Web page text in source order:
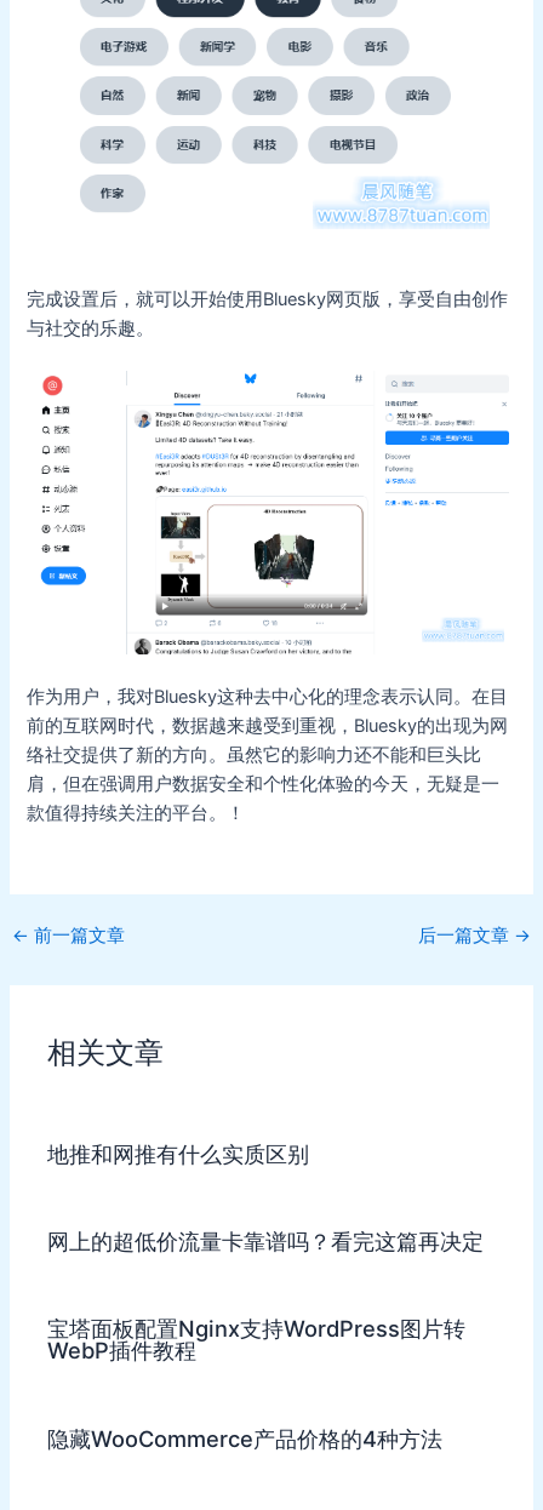
完成设置后，就可以开始使用Bluesky网页版，享受自由创作
与社交的乐趣。
作为用户，我对Bluesky这种去中心化的理念表示认同。在目
前的互联网时代，数据越来越受到重视，Bluesky的出现为网
络社交提供了新的方向。虽然它的影响力还不能和巨头比
肩，但在强调用户数据安全和个性化体验的今天，无疑是一
款值得持续关注的平台。！
Post
← 前一篇文章 后一篇文章 →
相关文章
地推和网推有什么实质区别
网上的超低价流量卡靠谱吗？看完这篇再决定
宝塔面板配置Nginx支持WordPress图片转
WebP插件教程
隐藏WooCommerce产品价格的4种方法